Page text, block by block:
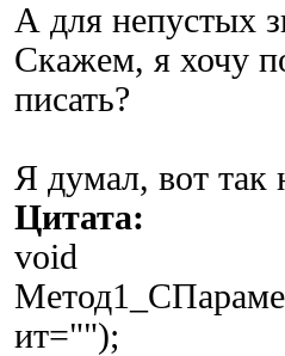
А для непустых
Скажем, я хочу
писать?
Я думал, вот так
Цитата:
void
ит="");